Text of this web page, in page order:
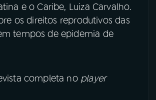
e o Caribe, Luiza Carvalho.
os direitos reprodutivos das
tempos de epidemia de
completa noplayer